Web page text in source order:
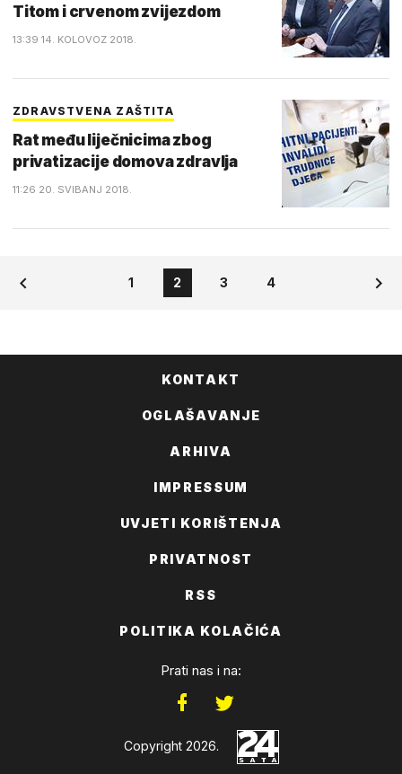
Titom i crvenom zvijezdom
13:39 14. KOLOVOZ 2018.
ZDRAVSTVENA ZAŠTITA
Rat među liječnicima zbog
privatizacije domova zdravlja
11:26 20. SVIBANJ 2018.
1 2 3 4
KONTAKT
OGLAŠAVANJE
ARHIVA
IMPRESSUM
UVJETI KORIŠTENJA
PRIVATNOST
RSS
POLITIKA KOLAČIĆA
Prati nas i na:
Copyright 2026.